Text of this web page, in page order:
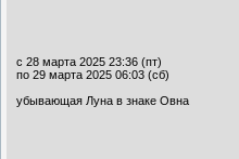
с 28 марта 2025 23:36 (пт)
по 29 марта 2025 06:03 (сб)
убывающая Луна в знаке Овна